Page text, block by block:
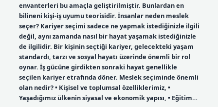
envanterleri bu amaçla geliştirilmiştir. Bunlardan en
bilineni kişi-iş uyumu teorisidir. İnsanlar neden meslek
seçer? Kariyer seçimi sadece ne yapmak istediğinizle ilgili
değil, aynı zamanda nasıl bir hayat yaşamak istediğinizle
de ilgilidir. Bir kişinin seçtiği kariyer, gelecekteki yaşam
standardı, tarzı ve sosyal hayatı üzerinde önemli bir rol
oynar. İş gücüne girdikten sonraki hayat genellikle
seçilen kariyer etrafında döner. Meslek seçiminde önemli
olan nedir? • Kişisel ve toplumsal özelliklerimiz, •
Yaşadığımız ülkenin siyasal ve ekonomik yapısı, • Eğitim…